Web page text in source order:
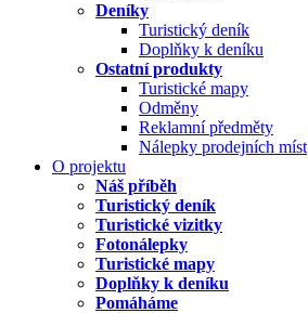
Deníky
Turistický deník
Doplňky k deníku
Ostatní produkty
Turistické mapy
Odměny
Reklamní předměty
Nálepky prodejních míst
O projektu
Náš příběh
Turistický deník
Turistické vizitky
Fotonálepky
Turistické mapy
Doplňky k deníku
Pomáháme